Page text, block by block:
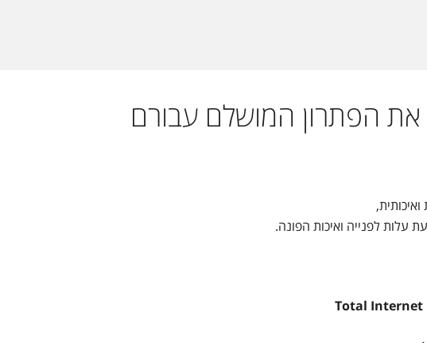
הפתרון המושלם עבורם
עלות לפנייה ואיכות הפונה.
Total Internet